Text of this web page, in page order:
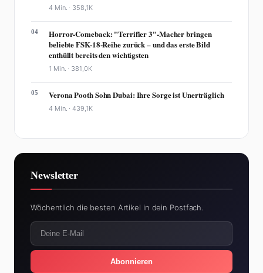
4 Min. · 358,1K
04
Horror-Comeback: "Terrifier 3"-Macher bringen
beliebte FSK-18-Reihe zurück – und das erste Bild
enthüllt bereits den wichtigsten
1 Min. · 381,0K
05 Verona Pooth Sohn Dubai: Ihre Sorge ist Unerträglich
4 Min. ·439,1K
Newsletter
Wöchentlich die besten Artikel in dein Postfach.
Abonnieren